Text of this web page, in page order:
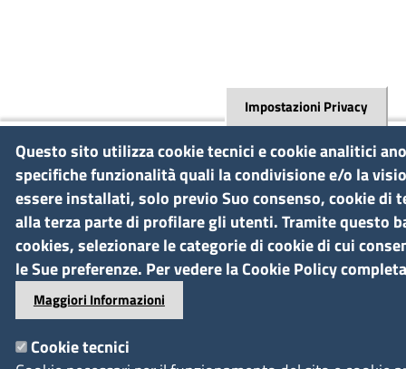
Impostazioni Privacy
Questo sito utilizza cookie tecnici e cookie analitici
specifiche funzionalità quali la condivisione e/o la
essere installati, solo previo Suo consenso, cookie di
alla terza parte di profilare gli utenti. Tramite questo
cookies, selezionare le categorie di cookie di cui
le Sue preferenze. Per vedere la Cookie Policy
Maggiori Informazioni
Cookie tecnici